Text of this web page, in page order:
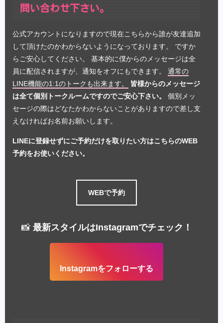
問い合わせ下さい。
公式アカウントになりますので現在こちらから誰が友達追加
して頂けたのかわからないようになっております。 ですか
らご安心してください。 基本的に僕からのメッセージは全
員に配信されますが、通知をオフにもできます。 通常の
LINE機能の1:1のトークも出来ます。
皆様からのメッセージ
は全て個別トークルームですのでご安心下さい。
個別メッ
セージの際はどなたかわからないことがありますので差し支
えなければお名前お願いします。
LINEに登録せずにご予約だけを取りたい方はこちらのWEB
予約をお使いください。
WEBで予約
📸 最新スタイルはInstagramでチェック！
Instagramをフォローする